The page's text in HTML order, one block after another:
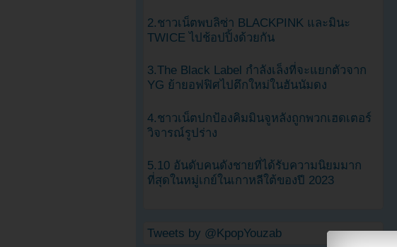
2.ชาวเน็ตพบลิซ่า BLACKPINK และมินะ
TWICE ไปช้อปปิ้งด้วยกัน
3.The Black Label กำลังเล็งที่จะแยกตัวจาก
YG ย้ายอฟฟิศไปตึกใหม่ในฮันนัมดง
4.ชาวเน็ตปกป้องคิมมินจูหลังถูกพวกเฮดเตอร์
วิจารณ์รูปร่าง
5.10 อันดับคนดังชายที่ได้รับความนิยมมาก
ที่สุดในหมู่เกย์ในเกาหลีใต้ของปี 2023
Tweets by @KpopYouzab